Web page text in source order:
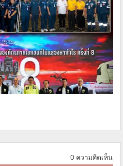
0 ความคิดเห็น